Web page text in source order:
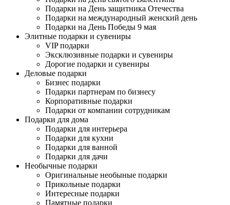
Подарки на День защитника Отечества
Подарки на международный женский день
Подарки на День Победы 9 мая
Элитные подарки и сувениры
VIP подарки
Эксклюзивные подарки и сувениры
Дорогие подарки и сувениры
Деловые подарки
Бизнес подарки
Подарки партнерам по бизнесу
Корпоративные подарки
Подарки от компании сотрудникам
Подарки для дома
Подарки для интерьера
Подарки для кухни
Подарки для ванной
Подарки для дачи
Необычные подарки
Оригинальные необыные подарки
Прикольные подарки
Интересные подарки
Памятные подарки